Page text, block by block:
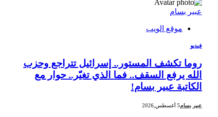
عبير بسام
موقع الويب
فيديو
روما تكشف المستور.. إسرائيل تتراجع وحزب
الله يرفع السقف.. فما الذي تغيّر.. حوار مع
الكاتبة عبير بسام!
عبير بسام5 أغسطس,2026